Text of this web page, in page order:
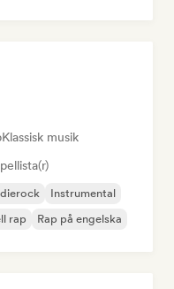
Klassisk musik
Instrumental
rap Rap på engelska